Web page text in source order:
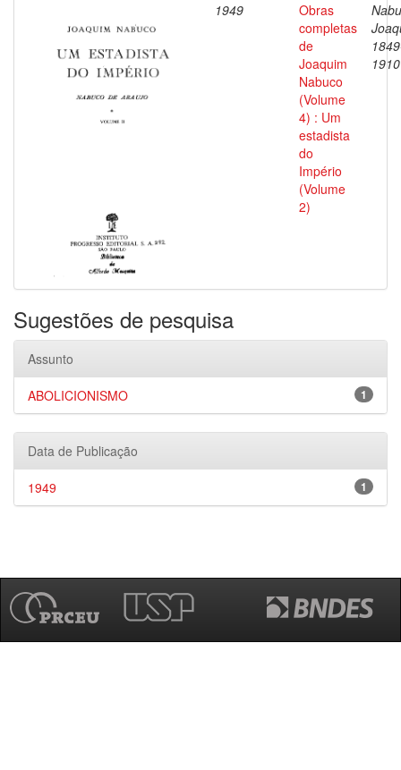
1949
Obras
completas
de
Joaquim
Nabuco
(Volume
4) : Um
estadista
do
Império
(Volume
2)
1910
Sugestões de pesquisa
Assunto
1
ABOLICIONISMO
Data de Publicação
1
1949